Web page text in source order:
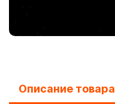
Описание товара